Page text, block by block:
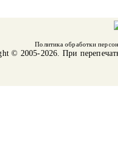
Политика обработки
© 2005-2026. При